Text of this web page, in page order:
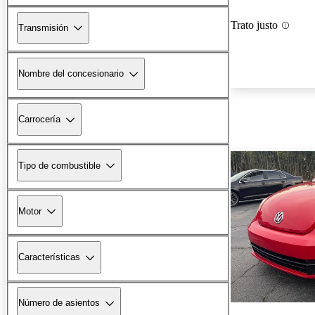
Transmisión
Nombre del concesionario
Carrocería
Tipo de combustible
Motor
Características
Número de asientos
Trato justo